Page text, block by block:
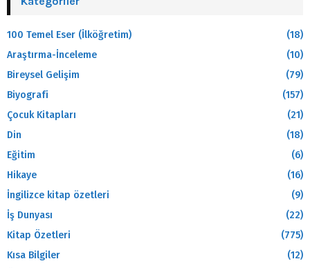
100 Temel Eser (İlköğretim)
(18)
Araştırma-İnceleme
(10)
Bireysel Gelişim
(79)
Biyografi
(157)
Çocuk Kitapları
(21)
Din
(18)
Eğitim
(6)
Hikaye
(16)
İngilizce kitap özetleri
(9)
İş Dunyası
(22)
Kitap Özetleri
(775)
Kısa Bilgiler
(12)